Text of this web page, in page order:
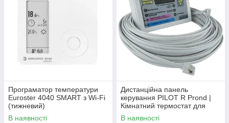
Програматор температури
Euroster 4040 SMART з Wi-Fi
(тижневий)
В наявності
Дистанційна панель
керування PILOT R Prond |
Кімнатний термостат для
котла | RJ12
В наявності